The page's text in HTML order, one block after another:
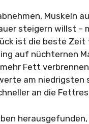
Muskeln
steigern willst –
ist die beste Zeit
auf nüchternen
Fett
am niedrigsten
an die